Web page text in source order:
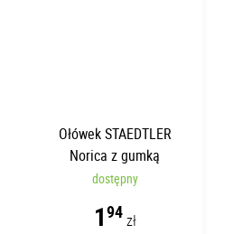
Ołówek STAEDTLER
Norica z gumką
dostępny
194zł